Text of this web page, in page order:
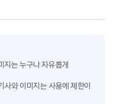
지는 누구나 자유롭게
와 이미지는 사용에 제한이